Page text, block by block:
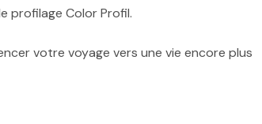
profilage Color Profil.
votre voyage vers une vie encore plus